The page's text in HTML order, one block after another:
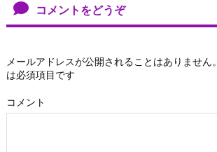
コメントをどうぞ
メールアドレスが公開されることはありません。
は必須項目です
コメント